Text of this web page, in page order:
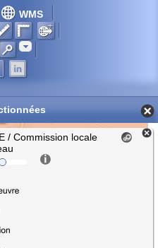
WMS
Adresse
/ Commission locale